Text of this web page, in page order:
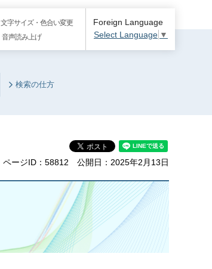
文字サイズ・色合い変更
音声読み上げ
Foreign Language
Select Language ▼
検索の仕方
ページID：58812 公開日：2025年2月13日